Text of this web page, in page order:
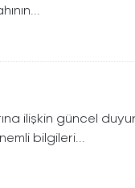
ilişkin güncel
bilgileri...